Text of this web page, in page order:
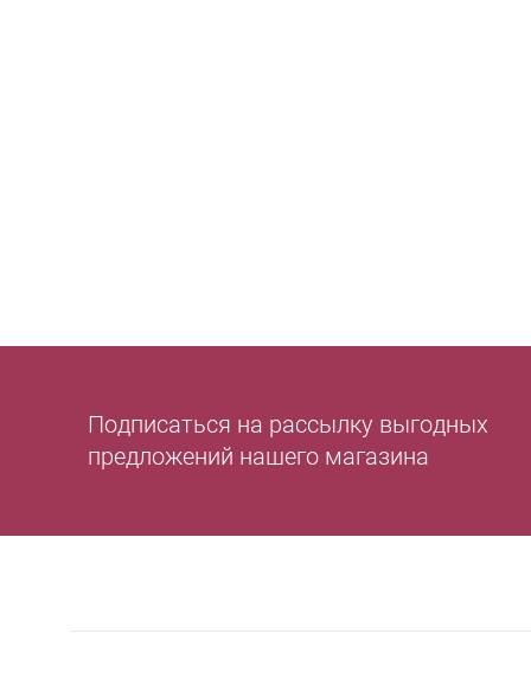
Подписаться на рассылку выгодных
предложений нашего магазина